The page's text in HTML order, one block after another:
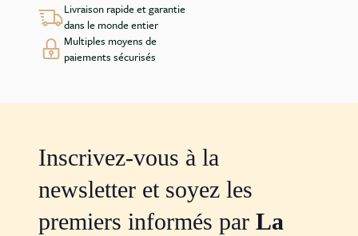
Livraison rapide et garantie
dans le monde entier
Multiples moyens de
paiements sécurisés
Inscrivez-vous à la
newsletter et soyez les
premiers informés par La